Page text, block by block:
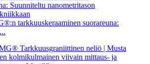
tarkkuuskeraaminen suorareuna: